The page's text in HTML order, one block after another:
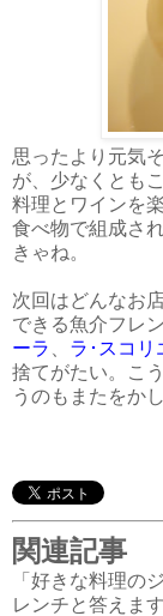
思ったより元気
が、少なくとも
料理とワインを
食べ物で組成さ
きゃね。
次回はどんなお
できる魚介フレ
ーラ
ラ･スコリ
捨てがたい。こ
うのもまたをかし
関連記事
「好きな料理の
レンチと答えま